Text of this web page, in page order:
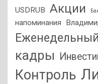
USDRUB Акции
напоминания
кадры
Контроль